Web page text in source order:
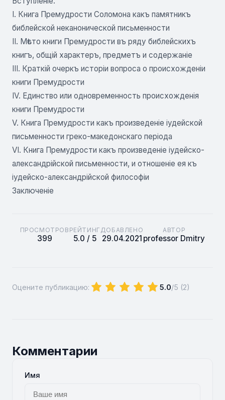
I. Книга Премудрости Соломона какъ памятникъ
библейской неканонической письменности
II. Мѣсто книги Премудрости въ ряду библейскихъ
книгъ, общій характеръ, предметъ и содержаніе
III. Краткій очеркъ исторіи вопроса о происхожденіи
книги Премудрости
IV. Единство или одновременность происхожденія
книги Премудрости
V. Книга Премудрости какъ произведеніе іудейской
письменности греко-македонскаго періода
VI. Книга Премудрости какъ произведеніе іудейско-
александрійской письменности, и отношеніе ея къ
іудейско-александрійской философіи
Заключеніе
ПРОСМОТРОВ
399
РЕЙТИНГ
5.0 / 5
ДОБАВЛЕНО
29.04.2021
АВТОР
professor Dmitry
Оцените публикацию: 5.0/5 (2)
Комментарии
Имя